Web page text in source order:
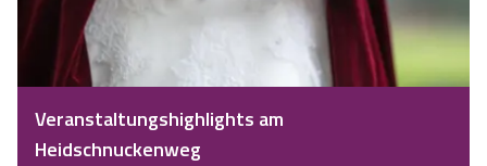
Veranstaltungshighlights am
Heidschnuckenweg